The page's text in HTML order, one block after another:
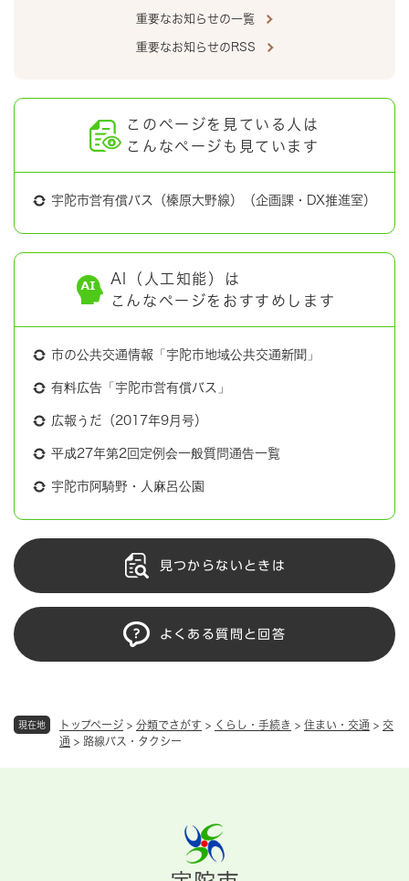
現在地 トップページ > 分類でさがす > くらし・手続き > 住まい・交通 > 交
通 > 路線バス・タクシー
重要なお知らせの一覧
重要なお知らせのRSS
このページを見ている人は
こんなページも見ています
宇陀市営有償バス（榛原大野線）（企画課・DX推進室）
AI（人工知能）は
こんなページをおすすめします
市の公共交通情報「宇陀市地域公共交通新聞」
有料広告「宇陀市営有償バス」
広報うだ（2017年9月号）
平成27年第2回定例会一般質問通告一覧
宇陀市阿騎野・人麻呂公園
見つからないときは
よくある質問と回答